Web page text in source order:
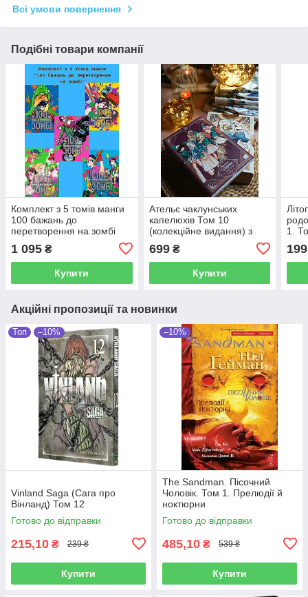
Всі умови повернення
Подібні товари компанії
Комплект з 5 томів манги
100 бажань до
перетворення на зомбі
1 095 ₴
Купити
Ательє чаклунських
капелюхів Том 10
(колекційне видання) з
пазлами на 500 елементів
699₴
Купити
1.
199
Акційні пропозиції та новинки
Топ –10%
Vinland Saga (Сага про
Вінланд) Том 12
Готово до відправки
215,10 ₴ 239 ₴
Купити
–10%
The Sandman. Пісочний
Чоловік. Том 1. Прелюдії й
ноктюрни
Готово до відправки
485,10 ₴ 539 ₴
Купити